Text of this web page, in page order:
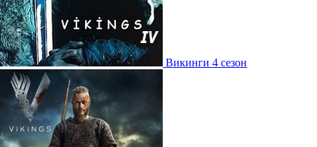
Викинги 4 сезон